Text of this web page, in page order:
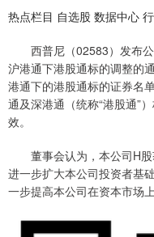
热点栏目 自选股 数据中心
西普尼（02583）发布公
沪港通下港股通标的调整的
港通下的港股通标的证券名
通及深港通（统称“港股通”
效。
董事会认为，本公司H股
进一步扩大本公司投资者基
一步提高本公司在资本市场